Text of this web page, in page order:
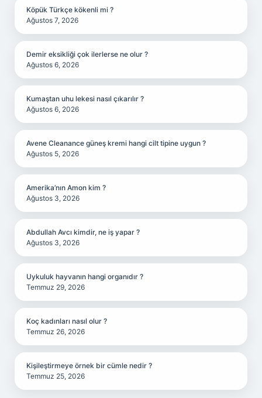
Köpük Türkçe kökenli mi ?
Ağustos 7, 2026
Demir eksikliği çok ilerlerse ne olur ?
Ağustos 6, 2026
Kumaştan uhu lekesi nasıl çıkarılır ?
Ağustos 6, 2026
Avene Cleanance güneş kremi hangi cilt tipine uygun ?
Ağustos 5, 2026
Amerika’nın Amon kim ?
Ağustos 3, 2026
Abdullah Avcı kimdir, ne iş yapar ?
Ağustos 3, 2026
Uykuluk hayvanın hangi organıdır ?
Temmuz 29, 2026
Koç kadınları nasıl olur ?
Temmuz 26, 2026
Kişileştirmeye örnek bir cümle nedir ?
Temmuz 25, 2026